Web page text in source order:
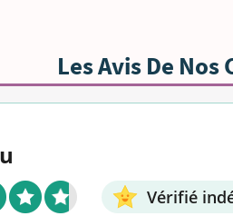
Les Avis De Nos
Vérifié